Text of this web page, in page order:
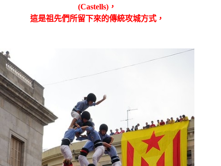
(Castells) ，
這是祖先們所留下來的傳統攻城方式，